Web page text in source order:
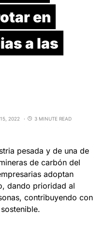
en
a las
15, 2022 3 MINUTE READ
pesada y de una de
de carbón del
adoptan
dando prioridad al
contribuyendo con